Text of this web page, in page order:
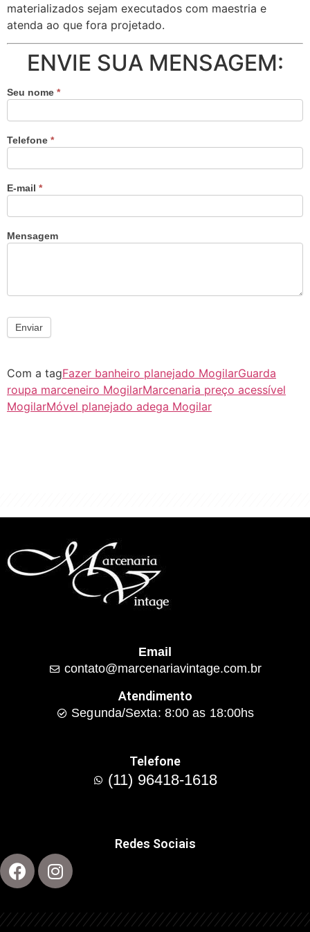
materializados sejam executados com maestria e
atenda ao que fora projetado.
ENVIE SUA MENSAGEM:
Seu nome *
Telefone *
E-mail *
Mensagem
Enviar
Com a tagFazer banheiro planejado MogilarGuarda
roupa marceneiro MogilarMarcenaria preço acessível
MogilarMóvel planejado adega Mogilar
Email
contato@marcenariavintage.com.br
Atendimento
Segunda/Sexta: 8:00 as 18:00hs
Telefone
(11) 96418-1618
Redes Sociais